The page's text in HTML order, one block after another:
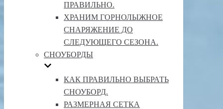
ПРАВИЛЬНО.
ХРАНИМ ГОРНОЛЫЖНОЕ
СНАРЯЖЕНИЕ ДО
СЛЕДУЮЩЕГО СЕЗОНА.
СНОУБОРДЫ
КАК ПРАВИЛЬНО ВЫБРАТЬ
СНОУБОРД.
РАЗМЕРНАЯ СЕТКА